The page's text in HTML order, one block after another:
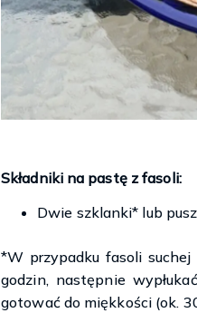
Składniki na pastę z fasoli:
Dwie szklanki* lub
*W przypadku fasoli
godzin, następnie
gotować do miękkości (ok.